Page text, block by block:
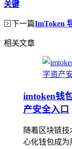
关键
下一篇ImToken
相关文章
imtoken钱
产安全入口
随着区块链
心化钱包成为